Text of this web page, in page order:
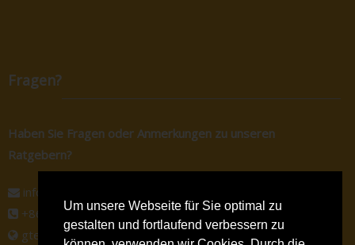
Um unsere Webseite für Sie optimal zu
gestalten und fortlaufend verbessern zu
Fragen?
Haben Sie Fragen oder Anmerkungen zu unseren
Ratgebern?
info@gtec-shop.de
+86 134 82438080
gtec-shop.de